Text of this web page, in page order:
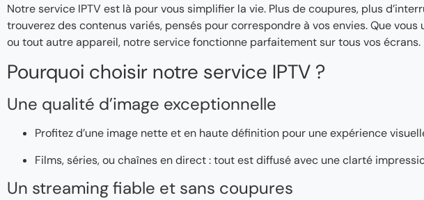
Notre service IPTV est là pour vous simplifier la vie. Plus de coupures, plus
trouverez des contenus variés, pensés pour correspondre à vos envies. Que vous
ou tout autre appareil, notre service fonctionne parfaitement sur tous vos écrans.
Pourquoi choisir notre service IPTV ?
Une qualité d’image exceptionnelle
Profitez d’une image nette et en haute définition pour une expérience
Films, séries, ou chaînes en direct : tout est diffusé avec une clarté
Un streaming fiable et sans coupures